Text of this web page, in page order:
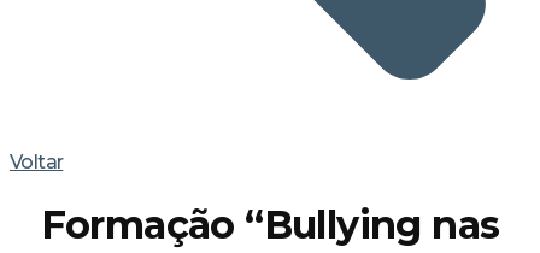
Voltar
Formação “Bullying nas